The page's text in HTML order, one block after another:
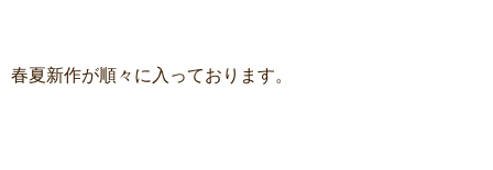
春夏新作が順々に入っております。